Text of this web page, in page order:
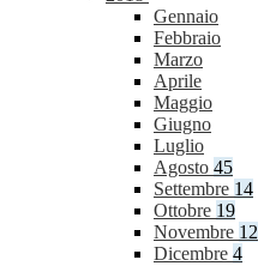
Gennaio
Febbraio
Marzo
Aprile
Maggio
Giugno
Luglio
Agosto 45
Settembre 14
Ottobre 19
Novembre 12
Dicembre 4